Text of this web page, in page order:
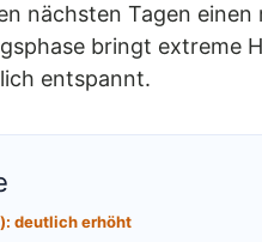
nächsten Tagen
bringt extreme
entspannt.
deutlich erhöht